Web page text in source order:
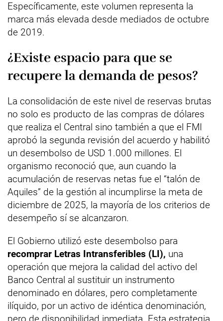
Específicamente, este volumen representa la
marca más elevada desde mediados de octubre
de 2019.
¿Existe espacio para que se
recupere la demanda de pesos?
La consolidación de este nivel de reservas brutas
no solo es producto de las compras de dólares
que realiza el Central sino también a que el FMI
aprobó la segunda revisión del acuerdo y habilitó
un desembolso de USD 1.000 millones. El
organismo reconoció que, aun cuando la
acumulación de reservas netas fue el “talón de
Aquiles” de la gestión al incumplirse la meta de
diciembre de 2025, la mayoría de los criterios de
desempeño sí se alcanzaron.
El Gobierno utilizó este desembolso para
recomprar Letras Intransferibles (LI), una
operación que mejora la calidad del activo del
Banco Central al sustituir un instrumento
denominado en dólares, pero completamente
ilíquido, por un activo de idéntica denominación,